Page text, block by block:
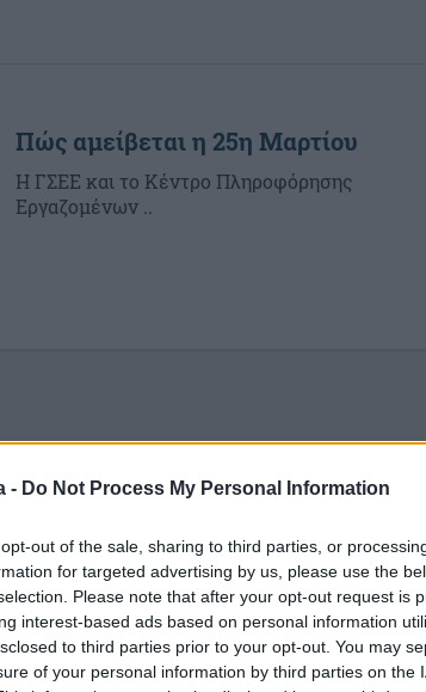
- Do Not Process My Personal Information
out of the sale, sharing to third parties, or
for targeted advertising by us, please use the
Please note that after your opt-out request is
interest-based ads based on personal information
to third parties prior to your opt-out. You may
of your personal information by third parties on the
Πώς αμείβεται η 25η Μαρτίου
H ΓΣΕΕ και το Κέντρο Πληροφόρησης
Εργαζομένων ..